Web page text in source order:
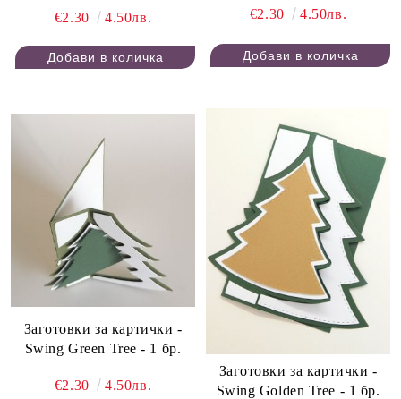
€2.30
4.50лв.
€2.30
4.50лв.
Заготовки за картички -
Swing Green Tree - 1 бр.
€2.30 4.50лв.
Заготовки за картички -
Swing Golden Tree - 1 бр.